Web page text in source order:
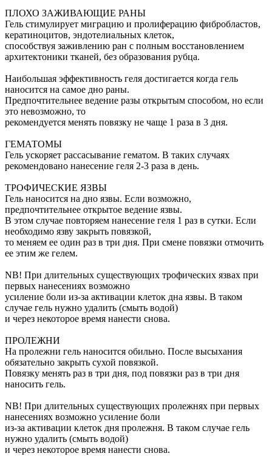
ПЛОХО ЗАЖИВАЮЩИЕ РАНЫ
Гель стимулирует миграцию и пролиферацию фибробластов,
кератиноцитов, эндотелиальных клеток,
способствуя заживлению ран с полным восстановлением
архитектоники тканей, без образования рубца.
Наибольшая эффективность геля достигается когда гель
наносится на самое дно раны.
Предпочтительнее ведение разы открытым способом, но если
это невозможно, то
рекомендуется менять повязку не чаще 1 раза в 3 дня.
ГЕМАТОМЫ
Гель ускоряет рассасывание гематом. В таких случаях
рекомендовано нанесение геля 2-3 раза в день.
ТРОФИЧЕСКИЕ ЯЗВЫ
Гель наносится на дно язвы. Если возможно,
предпочтительнее открытое ведение язвы.
В этом случае повторяем нанесение геля 1 раз в сутки. Если
необходимо язву закрыть повязкой,
то меняем ее один раз в три дня. При смене повязки отмочить
ее этим же гелем.
NB! При длительных существующих трофических язвах при
первых нанесениях возможно
усиление боли из-за активации клеток дна язвы. В таком
случае гель нужно удалить (смыть водой)
и через некоторое время нанести снова.
ПРОЛЕЖНИ
На пролежни гель наносится обильно. После высыхания
обязательно закрыть сухой повязкой.
Повязку менять раз в три дня, под повязки раз в три дня
наносить гель.
NB! При длительных существующих пролежнях при первых
нанесениях возможно усиление боли
из-за активации клеток дня пролежня. В таком случае гель
нужно удалить (смыть водой)
и через некоторое время нанести снова.